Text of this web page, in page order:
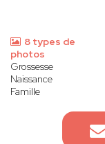
8 types de
photos
Grossesse
Naissance
Famille